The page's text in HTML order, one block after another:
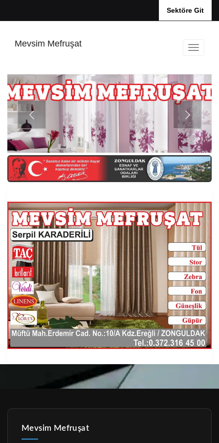
Sektöre Git
Mevsim Mefruşat
Mevsim Mefruşat